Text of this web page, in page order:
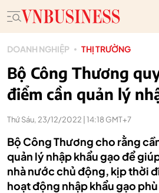
DOANH NGHIỆP THỊ TRƯỜNG
Bộ Công Thương
điểm cần quản lý
Thứ Sáu, 23/12/2022 | 14:18 GMT+7
Bộ Công Thương cho rằng
quản lý nhập khẩu gạo để
nhà nước chủ động, kịp thời
hoạt động nhập khẩu gạo